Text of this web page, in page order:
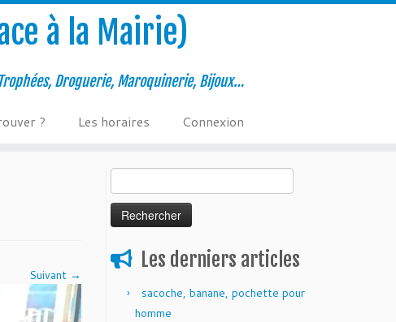
à la Mairie)
Droguerie, Maroquinerie, Bijoux…
? Les horaires Connexion
Suivant →
Les derniers articles
sacoche, banane, pochette pour
homme